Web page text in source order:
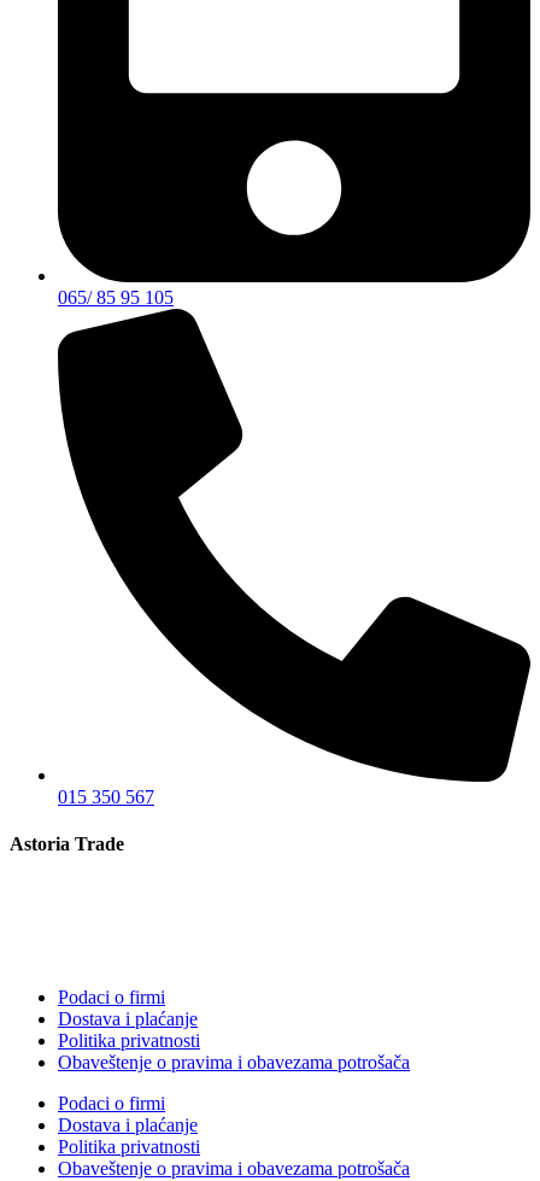
065/ 85 95 105
015 350 567
Astoria Trade
Podaci o firmi
Dostava i plaćanje
Politika privatnosti
Obaveštenje o pravima i obavezama potrošača
Podaci o firmi
Dostava i plaćanje
Politika privatnosti
Obaveštenje o pravima i obavezama potrošača